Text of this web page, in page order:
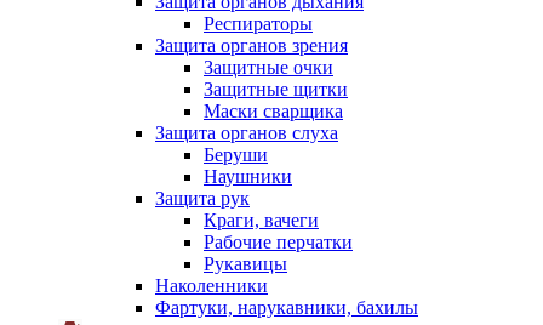
Респираторы
Защита органов зрения
Защитные очки
Защитные щитки
Маски сварщика
Защита органов слуха
Беруши
Наушники
Защита рук
Краги, вачеги
Рабочие перчатки
Рукавицы
Наколенники
Фартуки, нарукавники, бахилы